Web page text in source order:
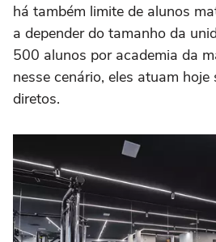
há também limite de alunos
a depender do tamanho da
500 alunos por academia da
nesse cenário, eles atuam
diretos.